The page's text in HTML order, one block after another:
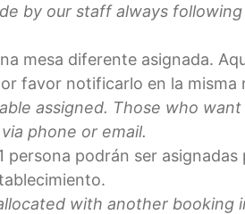
by our staff always
mesa diferente asignada.
favor notificarlo en la
assigned. Those who
phone or email.
persona podrán ser
with another